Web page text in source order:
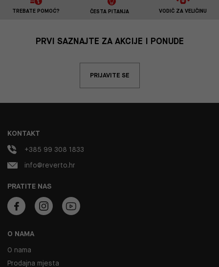
TREBATE POMOĆ? ČESTA PITANJA VODIČ ZA VELIČINU
PRVI SAZNAJTE ZA AKCIJE I PONUDE
PRIJAVITE SE
O NAMA
O nama
Prodajna mjesta
PRATITE NAS
KONTAKT
+385 99 308 1833
info@reverto.hr